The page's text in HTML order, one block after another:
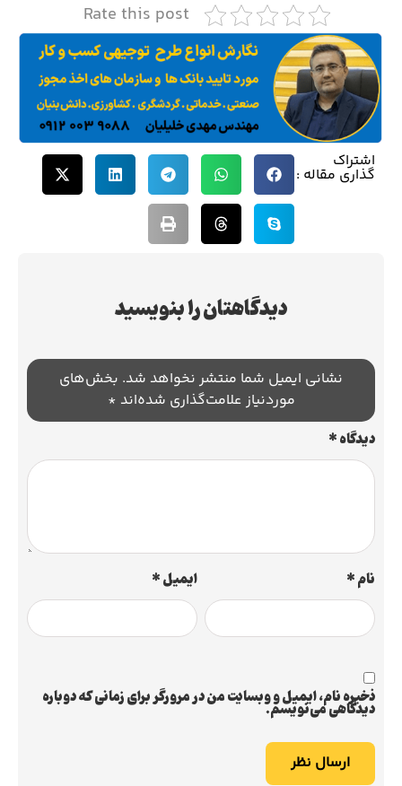
Rate this post
اشتراک
گذاری مقاله :
دیدگاهتان را بنویسید
نشانی ایمیل شما منتشر نخواهد شد. بخش‌های
موردنیاز علامت‌گذاری شده‌اند *
دیدگاه*
نام* ایمیل*
ذخیره نام، ایمیل و وبسایت من در مرورگر برای زمانی که دوباره
دیدگاهی می‌نویسم.